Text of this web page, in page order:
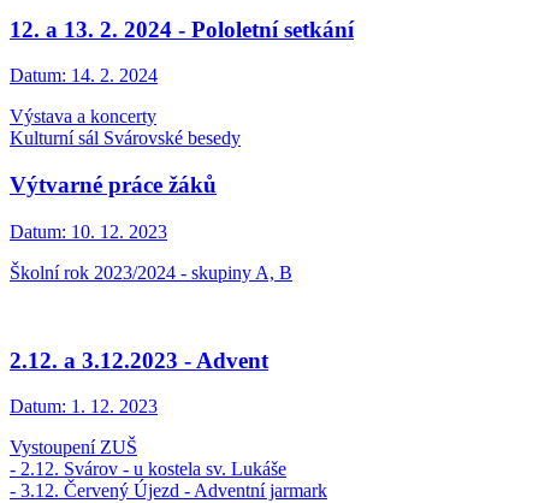
12. a 13. 2. 2024 - Pololetní setkání
Datum: 14. 2. 2024
Výstava a koncerty
Kulturní sál Svárovské besedy
Výtvarné práce žáků
Datum: 10. 12. 2023
Školní rok 2023/2024 - skupiny A, B
2.12. a 3.12.2023 - Advent
Datum: 1. 12. 2023
Vystoupení ZUŠ
- 2.12. Svárov - u kostela sv. Lukáše
- 3.12. Červený Újezd - Adventní jarmark